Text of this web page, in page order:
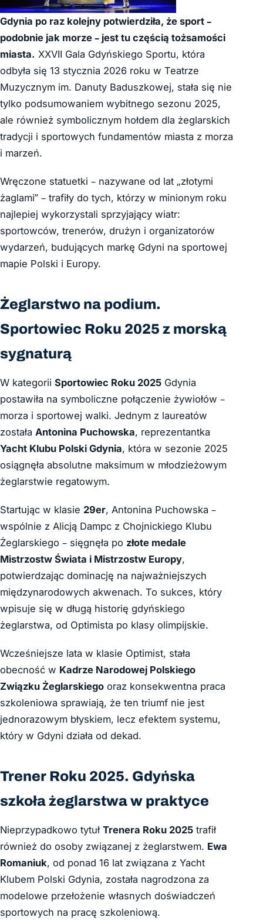
Gdynia po raz kolejny potwierdziła, że sport –
podobnie jak morze – jest tu częścią tożsamości
miasta. XXVII Gala Gdyńskiego Sportu, która
odbyła się 13 stycznia 2026 roku w Teatrze
Muzycznym im. Danuty Baduszkowej, stała się nie
tylko podsumowaniem wybitnego sezonu 2025,
ale również symbolicznym hołdem dla żeglarskich
tradycji i sportowych fundamentów miasta z morza
i marzeń.
Wręczone statuetki – nazywane od lat „złotymi
żaglami” – trafiły do tych, którzy w minionym roku
najlepiej wykorzystali sprzyjający wiatr:
sportowców, trenerów, drużyn i organizatorów
wydarzeń, budujących markę Gdyni na sportowej
mapie Polski i Europy.
Żeglarstwo na podium.
Sportowiec Roku 2025 z morską
sygnaturą
W kategorii Sportowiec Roku 2025 Gdynia
postawiła na symboliczne połączenie żywiołów –
morza i sportowej walki. Jednym z laureatów
została Antonina Puchowska, reprezentantka
Yacht Klubu Polski Gdynia, która w sezonie 2025
osiągnęła absolutne maksimum w młodzieżowym
żeglarstwie regatowym.
Startując w klasie 29er, Antonina Puchowska –
wspólnie z Alicją Dampc z Chojnickiego Klubu
Żeglarskiego – sięgnęła po złote medale
Mistrzostw Świata i Mistrzostw Europy,
potwierdzając dominację na najważniejszych
międzynarodowych akwenach. To sukces, który
wpisuje się w długą historię gdyńskiego
żeglarstwa, od Optimi­sta po klasy olimpijskie.
Wcześniejsze lata w klasie Optimist, stała
obecność w Kadrze Narodowej Polskiego
Związku Żeglarskiego oraz konsekwentna praca
szkoleniowa sprawiają, że ten triumf nie jest
jednorazowym błyskiem, lecz efektem systemu,
który w Gdyni działa od dekad.
Trener Roku 2025. Gdyńska
szkoła żeglarstwa w praktyce
Nieprzypadkowo tytuł Trenera Roku 2025 trafił
również do osoby związanej z żeglarstwem. Ewa
Romaniuk, od ponad 16 lat związana z Yacht
Klubem Polski Gdynia, została nagrodzona za
modelowe przełożenie własnych doświadczeń
sportowych na pracę szkoleniową.